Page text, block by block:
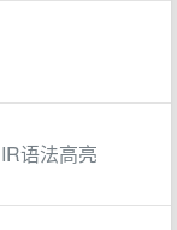
语法高亮